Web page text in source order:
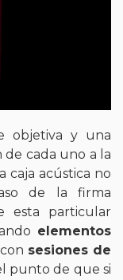
objetiva y una
cada uno a la
caja acústica no
de la firma
esta particular
elementos
con sesiones de
punto de que si